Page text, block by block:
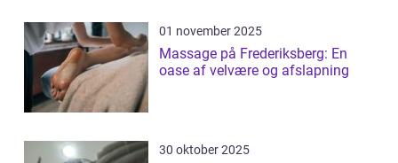
01 november 2025
Massage på Frederiksberg: En
oase af velvære og afslapning
30 oktober 2025